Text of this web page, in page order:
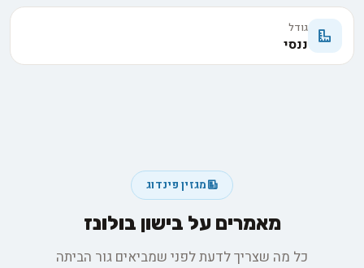
גודל
ננסי
מגזין פינדוג
מאמרים על בישון בולונז
כל מה שצריך לדעת לפני שמביאים גור הביתה